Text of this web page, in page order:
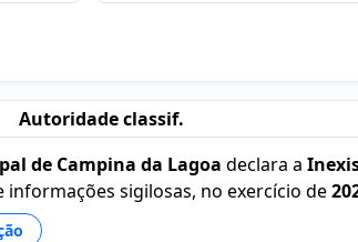
Autoridade classif.
de Campina da Lagoa declara a
informações sigilosas, no exercício de